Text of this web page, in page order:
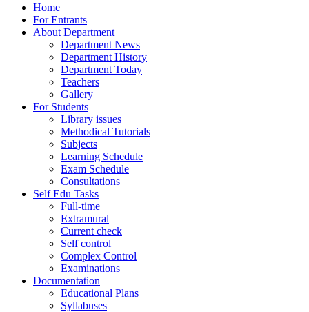
Home
For Entrants
About Department
Department News
Department History
Department Today
Teachers
Gallery
For Students
Library issues
Methodical Tutorials
Subjects
Learning Schedule
Exam Schedule
Consultations
Self Edu Tasks
Full-time
Extramural
Current check
Self control
Complex Control
Examinations
Documentation
Educational Plans
Syllabuses